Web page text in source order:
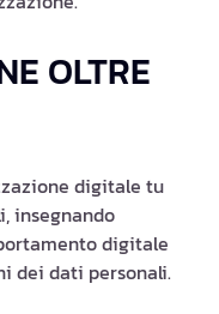
OLTRE
digitale tu
insegnando
digitale
dei dati personali.